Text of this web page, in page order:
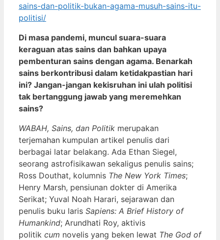
sains-dan-politik-bukan-agama-musuh-sains-itu-
politisi/
Di masa pandemi, muncul suara-suara
keraguan atas sains dan bahkan upaya
pembenturan sains dengan agama. Benarkah
sains berkontribusi dalam ketidakpastian hari
ini? Jangan-jangan kekisruhan ini ulah politisi
tak bertanggung jawab yang meremehkan
sains?
WABAH, Sains, dan Politik merupakan
terjemahan kumpulan artikel penulis dari
berbagai latar belakang. Ada Ethan Siegel,
seorang astrofisikawan sekaligus penulis sains;
Ross Douthat, kolumnis The New York Times;
Henry Marsh, pensiunan dokter di Amerika
Serikat; Yuval Noah Harari, sejarawan dan
penulis buku laris Sapiens: A Brief History of
Humankind; Arundhati Roy, aktivis
politik cum novelis yang beken lewat The God of